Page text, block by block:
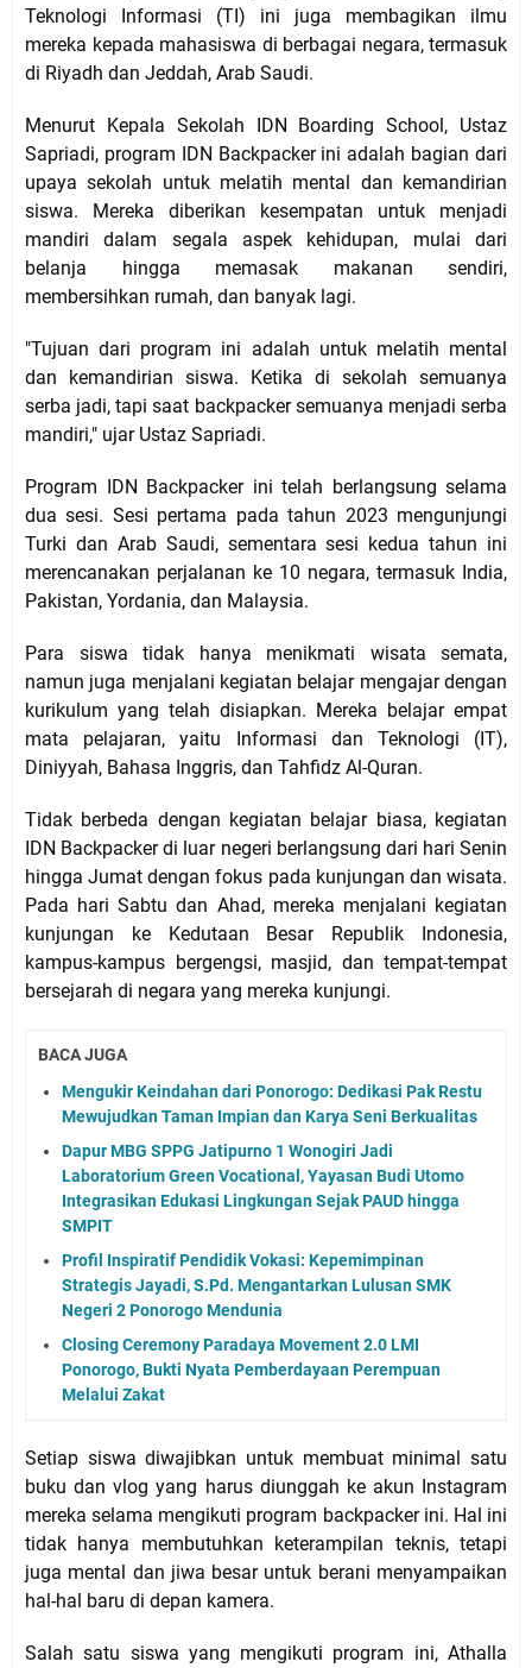
Teknologi Informasi (TI) ini juga membagikan ilmu
mereka kepada mahasiswa di berbagai negara, termasuk
di Riyadh dan Jeddah, Arab Saudi.
Menurut Kepala Sekolah IDN Boarding School, Ustaz
Sapriadi, program IDN Backpacker ini adalah bagian dari
upaya sekolah untuk melatih mental dan kemandirian
siswa. Mereka diberikan kesempatan untuk menjadi
mandiri dalam segala aspek kehidupan, mulai dari
belanja hingga memasak makanan sendiri,
membersihkan rumah, dan banyak lagi.
"Tujuan dari program ini adalah untuk melatih mental
dan kemandirian siswa. Ketika di sekolah semuanya
serba jadi, tapi saat backpacker semuanya menjadi serba
mandiri," ujar Ustaz Sapriadi.
Program IDN Backpacker ini telah berlangsung selama
dua sesi. Sesi pertama pada tahun 2023 mengunjungi
Turki dan Arab Saudi, sementara sesi kedua tahun ini
merencanakan perjalanan ke 10 negara, termasuk India,
Pakistan, Yordania, dan Malaysia.
Para siswa tidak hanya menikmati wisata semata,
namun juga menjalani kegiatan belajar mengajar dengan
kurikulum yang telah disiapkan. Mereka belajar empat
mata pelajaran, yaitu Informasi dan Teknologi (IT),
Diniyyah, Bahasa Inggris, dan Tahfidz Al-Quran.
Tidak berbeda dengan kegiatan belajar biasa, kegiatan
IDN Backpacker di luar negeri berlangsung dari hari Senin
hingga Jumat dengan fokus pada kunjungan dan wisata.
Pada hari Sabtu dan Ahad, mereka menjalani kegiatan
kunjungan ke Kedutaan Besar Republik Indonesia,
kampus-kampus bergengsi, masjid, dan tempat-tempat
bersejarah di negara yang mereka kunjungi.
BACA JUGA
Mengukir Keindahan dari Ponorogo: Dedikasi Pak Restu
Mewujudkan Taman Impian dan Karya Seni Berkualitas
Dapur MBG SPPG Jatipurno 1 Wonogiri Jadi
Laboratorium Green Vocational, Yayasan Budi Utomo
Integrasikan Edukasi Lingkungan Sejak PAUD hingga
SMPIT
Profil Inspiratif Pendidik Vokasi: Kepemimpinan
Strategis Jayadi, S.Pd. Mengantarkan Lulusan SMK
Negeri 2 Ponorogo Mendunia
Closing Ceremony Paradaya Movement 2.0 LMI
Ponorogo, Bukti Nyata Pemberdayaan Perempuan
Melalui Zakat
Setiap siswa diwajibkan untuk membuat minimal satu
buku dan vlog yang harus diunggah ke akun Instagram
mereka selama mengikuti program backpacker ini. Hal ini
tidak hanya membutuhkan keterampilan teknis, tetapi
juga mental dan jiwa besar untuk berani menyampaikan
hal-hal baru di depan kamera.
Salah satu siswa yang mengikuti program ini, Athalla